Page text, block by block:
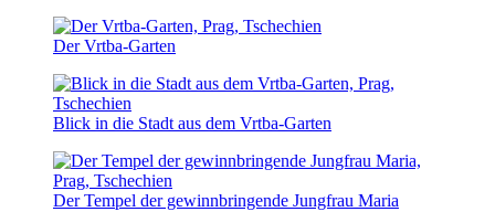
Der Vrtba-Garten
Blick in die Stadt aus dem Vrtba-Garten
Der Tempel der gewinnbringende Jungfrau Maria